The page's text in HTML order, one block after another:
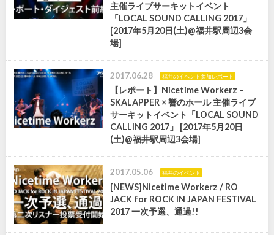
主催ライブサーキットイベント
「LOCAL SOUND CALLING 2017」
[2017年5月20日(土)@福井駅周辺3会
場]
2017.06.28 福井のイベント参加レポート
【レポート】Nicetime Workerz –
SKALAPPER × 響のホール 主催ライブ
サーキットイベント「LOCAL SOUND
CALLING 2017」 [2017年5月20日
(土)@福井駅周辺3会場]
2017.05.06 福井のイベント
[NEWS]Nicetime Workerz / RO
JACK for ROCK IN JAPAN FESTIVAL
2017 一次予選、通過!!